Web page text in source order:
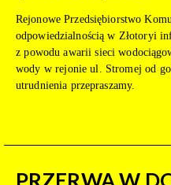
Rejonowe Przedsiębiorstwo
odpowiedzialnością w Złotoryi
z powodu awarii sieci
wody w rejonie ul. Stromej od
utrudnienia przepraszamy.